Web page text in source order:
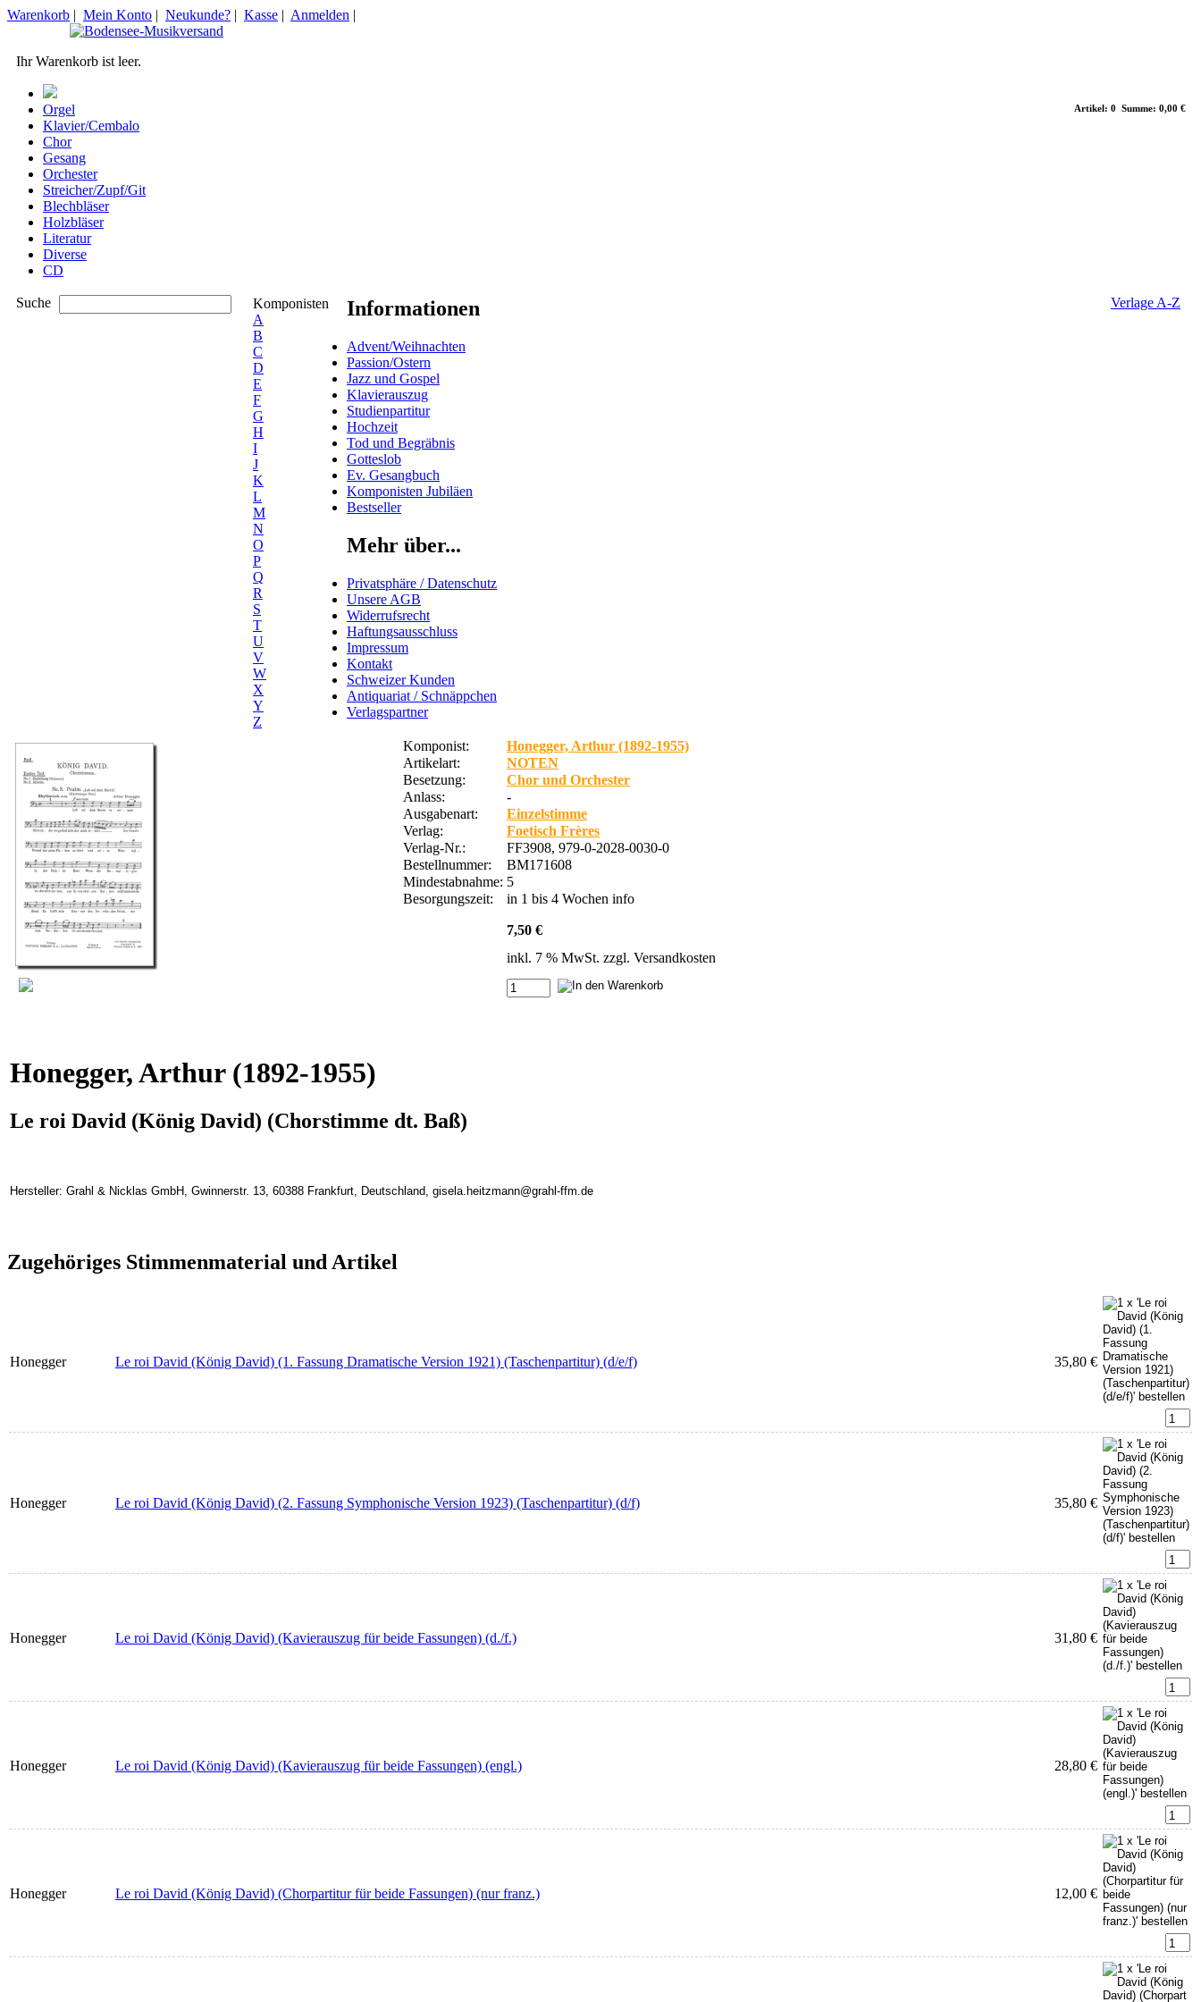
Artikel: 0 Summe: 0,00 €
Warenkorb | Mein Konto | Neukunde? | Kasse | Anmelden |
Ihr Warenkorb ist leer.
Orgel
Klavier/Cembalo
Chor
Gesang
Orchester
Streicher/Zupf/Git
Blechbläser
Holzbläser
Literatur
Diverse
CD
Suche
Komponisten
A
B
C
D
E
F
G
H
I
J
K
L
M
N
O
P
Q
R
S
T
U
V
W
X
Y
Z
Verlage A-Z
Informationen
Advent/Weihnachten
Passion/Ostern
Jazz und Gospel
Klavierauszug
Studienpartitur
Hochzeit
Tod und Begräbnis
Gotteslob
Ev. Gesangbuch
Komponisten Jubiläen
Bestseller
Mehr über...
Privatsphäre / Datenschutz
Unsere AGB
Widerrufsrecht
Haftungsausschluss
Impressum
Kontakt
Schweizer Kunden
Antiquariat / Schnäppchen
Verlagspartner
Komponist:
Honegger, Arthur (1892-1955)
Artikelart:
NOTEN
Besetzung:
Chor und Orchester
Anlass:
-
Ausgabenart:
Einzelstimme
Verlag:
Foetisch Frères
Verlag-Nr.:
FF3908, 979-0-2028-0030-0
Bestellnummer:
BM171608
Mindestabnahme: 5
Besorgungszeit:
in 1 bis 4 Wochen info
7,50 €
inkl. 7 % MwSt. zzgl. Versandkosten
Honegger, Arthur(1892-1955)
Le roi David (König David) (Chorstimme dt. Baß)
Hersteller: Grahl & Nicklas GmbH, Gwinnerstr. 13, 60388 Frankfurt, Deutschland, gisela.heitzmann@grahl-ffm.de
Zugehöriges Stimmenmaterial und Artikel
Honegger Le roi David (König David) (1. Fassung Dramatische Version 1921) (Taschenpartitur) (d/e/f) 35,80 €
Honegger Le roi David (König David) (2. Fassung Symphonische Version 1923) (Taschenpartitur) (d/f) 35,80 €
Honegger Le roi David (König David) (Kavierauszug für beide Fassungen) (d./f.) 31,80 €
Honegger Le roi David (König David) (Kavierauszug für beide Fassungen) (engl.) 28,80 €
Honegger Le roi David (König David) (Chorpartitur für beide Fassungen) (nur franz.) 12,00 €